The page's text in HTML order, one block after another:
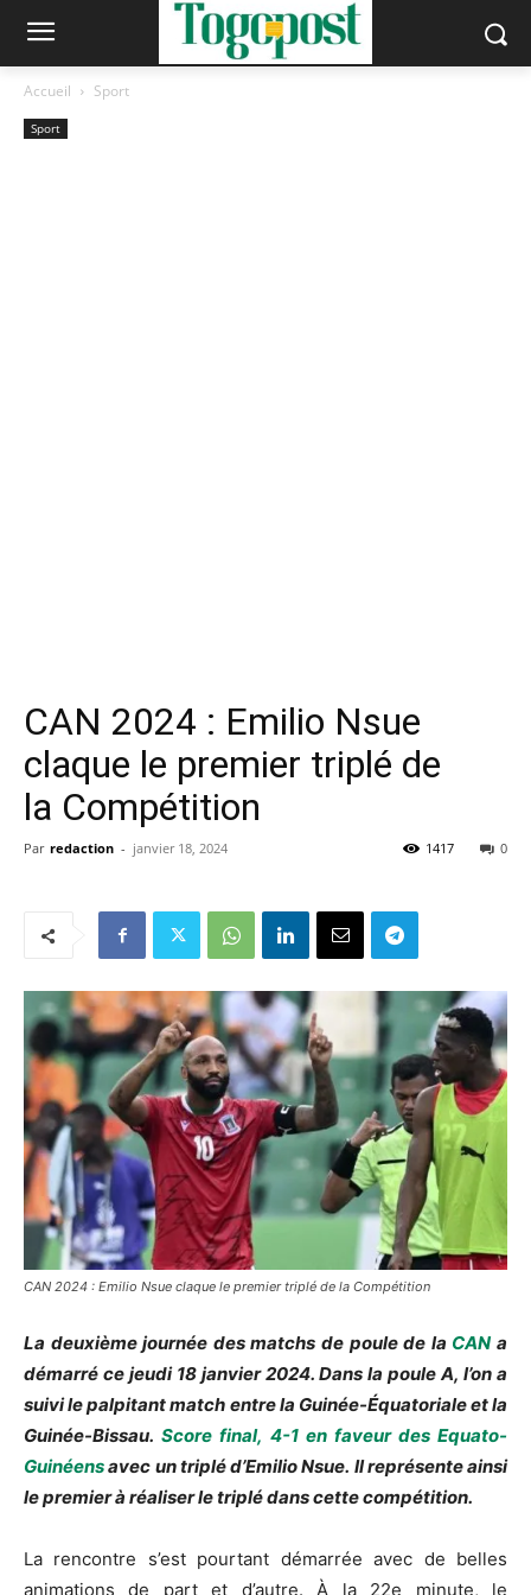
Accueil Sport
Sport
CAN 2024 : Emilio Nsue
claque le premier triplé de
la Compétition
Par redaction - janvier 18, 2024 0
1417
CAN 2024 : Emilio Nsue claque le premier triplé de la Compétition
La deuxième journée des matchs de poule de la CANa
démarré ce jeudi 18 janvier 2024. Dans la poule A, l’on a
suivi le palpitant match entre la Guinée-Équatoriale et la
Guinée-Bissau. Score final, 4-1 en faveur des Equato-
Guinéensavec un triplé d’EmilioNsue. Il représente ainsi
le premier à réaliser le triplé dans cette compétition.
La rencontre s’est pourtant démarrée avec de belles
animations de part et d’autre. À la 22e minute, le